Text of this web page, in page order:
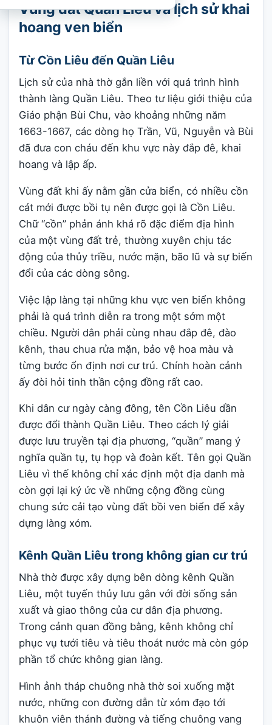
Vùng đất Quần Liêu và lịch sử khai
hoang ven biển
Từ Cồn Liêu đến Quần Liêu
Lịch sử của nhà thờ gắn liền với quá trình hình
thành làng Quần Liêu. Theo tư liệu giới thiệu của
Giáo phận Bùi Chu, vào khoảng những năm
1663-1667, các dòng họ Trần, Vũ, Nguyễn và Bùi
đã đưa con cháu đến khu vực này đắp đê, khai
hoang và lập ấp.
Vùng đất khi ấy nằm gần cửa biển, có nhiều cồn
cát mới được bồi tụ nên được gọi là Cồn Liêu.
Chữ “cồn” phản ánh khá rõ đặc điểm địa hình
của một vùng đất trẻ, thường xuyên chịu tác
động của thủy triều, nước mặn, bão lũ và sự biến
đổi của các dòng sông.
Việc lập làng tại những khu vực ven biển không
phải là quá trình diễn ra trong một sớm một
chiều. Người dân phải cùng nhau đắp đê, đào
kênh, thau chua rửa mặn, bảo vệ hoa màu và
từng bước ổn định nơi cư trú. Chính hoàn cảnh
ấy đòi hỏi tinh thần cộng đồng rất cao.
Khi dân cư ngày càng đông, tên Cồn Liêu dần
được đổi thành Quần Liêu. Theo cách lý giải
được lưu truyền tại địa phương, “quần” mang ý
nghĩa quần tụ, tụ họp và đoàn kết. Tên gọi Quần
Liêu vì thế không chỉ xác định một địa danh mà
còn gợi lại ký ức về những cộng đồng cùng
chung sức cải tạo vùng đất bồi ven biển để xây
dựng làng xóm.
Kênh Quần Liêu trong không gian cư trú
Nhà thờ được xây dựng bên dòng kênh Quần
Liêu, một tuyến thủy lưu gắn với đời sống sản
xuất và giao thông của cư dân địa phương.
Trong cảnh quan đồng bằng, kênh không chỉ
phục vụ tưới tiêu và tiêu thoát nước mà còn góp
phần tổ chức không gian làng.
Hình ảnh tháp chuông nhà thờ soi xuống mặt
nước, những con đường dẫn từ xóm đạo tới
khuôn viên thánh đường và tiếng chuông vang